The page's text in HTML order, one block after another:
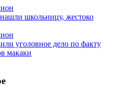
школьницу, жестоко
уголовное дело по факту
макаки